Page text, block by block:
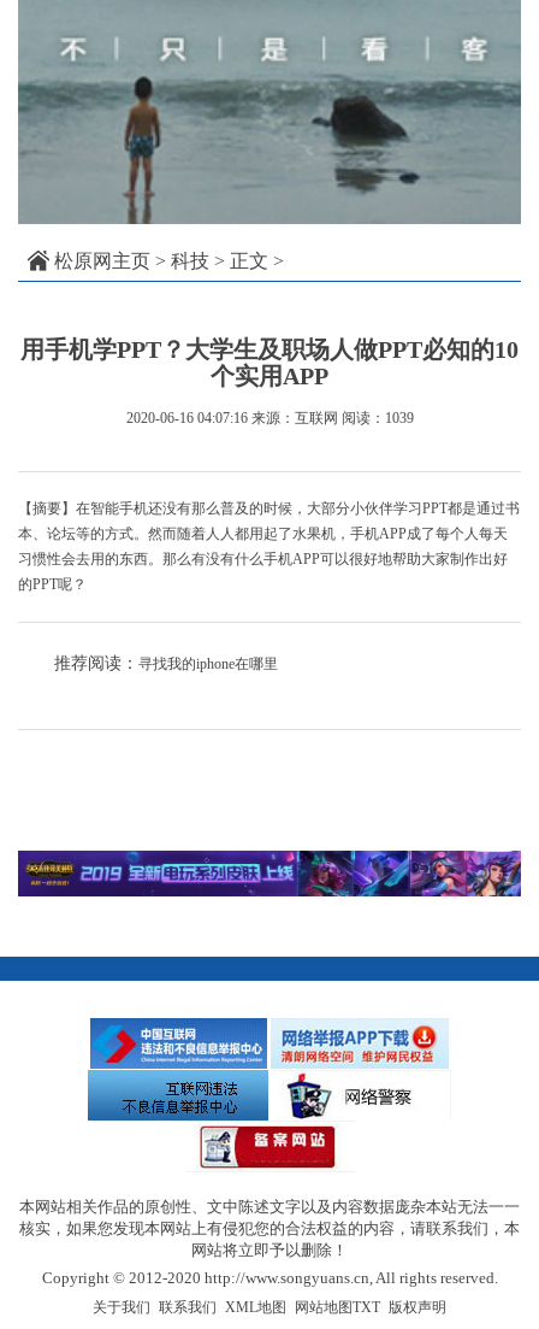
松原网主页 > 科技 > 正文 >
用手机学PPT？大学生及职场人做PPT必知的10
个实用APP
2020-06-16 04:07:16 来源：互联网 阅读：1039
【摘要】在智能手机还没有那么普及的时候，大部分小伙伴学习PPT都是通过书
本、论坛等的方式。然而随着人人都用起了水果机，手机APP成了每个人每天
习惯性会去用的东西。那么有没有什么手机APP可以很好地帮助大家制作出好
的PPT呢？
推荐阅读： 寻找我的iphone在哪里
本网站相关作品的原创性、文中陈述文字以及内容数据庞杂本站无法一一
核实，如果您发现本网站上有侵犯您的合法权益的内容，请联系我们，本
网站将立即予以删除！
Copyright © 2012-2020 http://www.songyuans.cn, All rights reserved.
关于我们 联系我们 XML地图 网站地图TXT| 版权声明